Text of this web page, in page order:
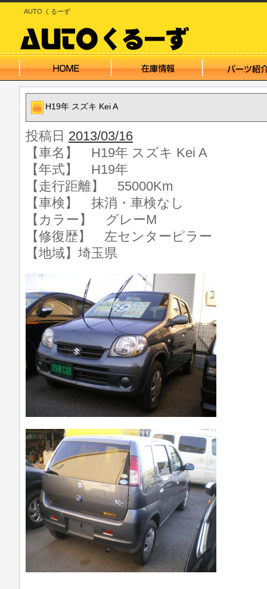
AUTO くるーず
H19年 スズキ Kei A
投稿日 2013/03/16
【車名】 H19年 スズキ Kei A
【年式】 H19年
【走行距離】 55000Km
【車検】 抹消・車検なし
【カラー】 グレーM
【修復歴】 左センターピラー
【地域】埼玉県